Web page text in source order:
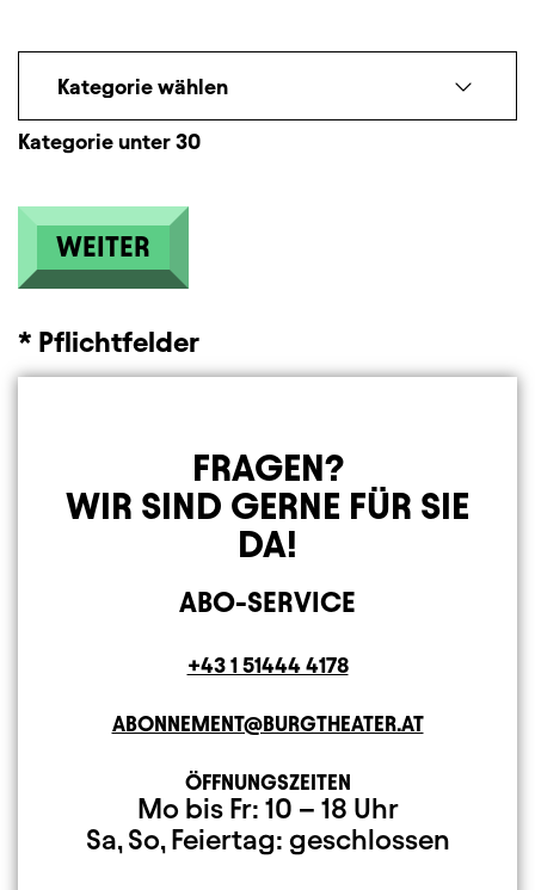
Kategorie unter 30
Kategorie wählen
* Pflichtfelder
FRAGEN?
WIR SIND GERNE FÜR SIE
DA!
ABO-SERVICE
Telefon
+43 1 51444 4178
E-MAIL ADRESSE
ABONNEMENT@BURGTHEATER.AT
ÖFFNUNGSZEITEN
Mo bis Fr: 10 – 18 Uhr
Sa, So, Feiertag: geschlossen